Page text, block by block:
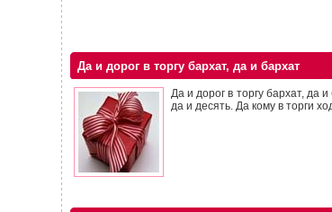
Да и дорог в торгу бархат, да и бархат
Да и дорог в торгу бархат, да
да и десять. Да кому в торги